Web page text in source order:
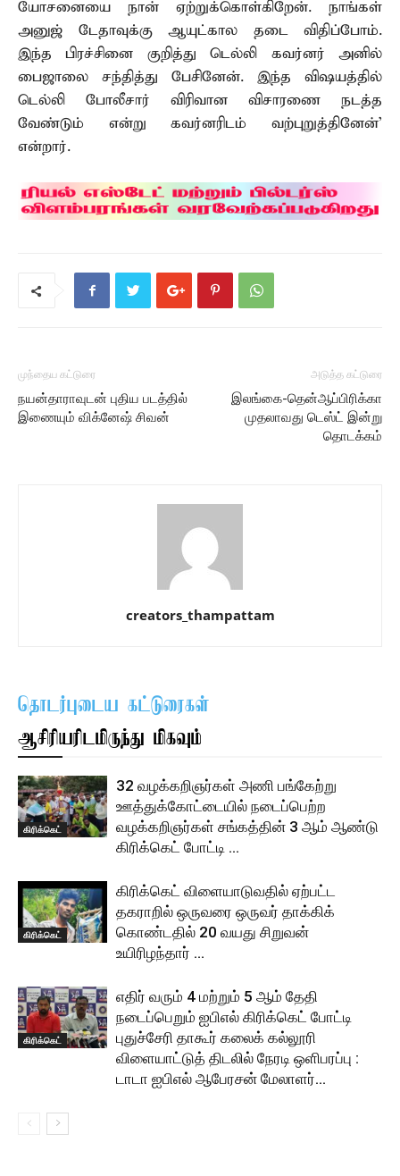
யோசனையை நான் ஏற்றுக்கொள்கிறேன். நாங்கள்
அனுஜ் டேதாவுக்கு ஆயுட்கால தடை விதிப்போம்.
இந்த பிரச்சினை குறித்து டெல்லி கவர்னர் அனில்
பைஜாலை சந்தித்து பேசினேன். இந்த விஷயத்தில்
டெல்லி போலீசார் விரிவான விசாரணை நடத்த
வேண்டும் என்று கவர்னரிடம் வற்புறுத்தினேன்’
என்றார்.
முந்தைய கட்டுரை
நயன்தாராவுடன் புதிய படத்தில்
இணையும் விக்னேஷ் சிவன்
அடுத்த கட்டுரை
இலங்கை-தென்ஆப்பிரிக்கா
முதலாவது டெஸ்ட் இன்று
தொடக்கம்
creators_thampattam
தொடர்புடைய கட்டுரைகள்
ஆசிரியரிடமிருந்து மிகவும்
கிரிக்கெட்
32 வழக்கறிஞர்கள் அணி பங்கேற்று
ஊத்துக்கோட்டையில் நடைப்பெற்ற
வழக்கறிஞர்கள் சங்கத்தின் 3 ஆம் ஆண்டு
கிரிக்கெட் போட்டி …
கிரிக்கெட்
கிரிக்கெட் விளையாடுவதில் ஏற்பட்ட
தகராறில் ஒருவரை ஒருவர் தாக்கிக்
கொண்டதில் 20 வயது சிறுவன்
உயிரிழந்தார் …
கிரிக்கெட்
எதிர் வரும் 4 மற்றும் 5 ஆம் தேதி
நடைப்பெறும் ஐபிஎல் கிரிக்கெட் போட்டி
புதுச்சேரி தாகூர் கலைக் கல்லூரி
விளையாட்டுத் திடலில் நேரடி ஒளிபரப்பு :
டாடா ஐபிஎல் ஆபேரசன் மேலாளர்...